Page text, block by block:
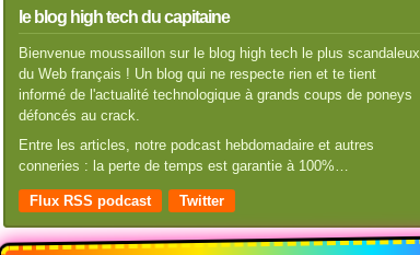
le blog high tech du capitaine
Bienvenue moussaillon sur le blog high tech le plus scandaleux
du Web français ! Un blog qui ne respecte rien et te tient
informé de l'actualité technologique à grands coups de poneys
défoncés au crack.
Entre les articles, notre podcast hebdomadaire et autres
conneries : la perte de temps est garantie à 100%…
Flux RSS podcast Twitter